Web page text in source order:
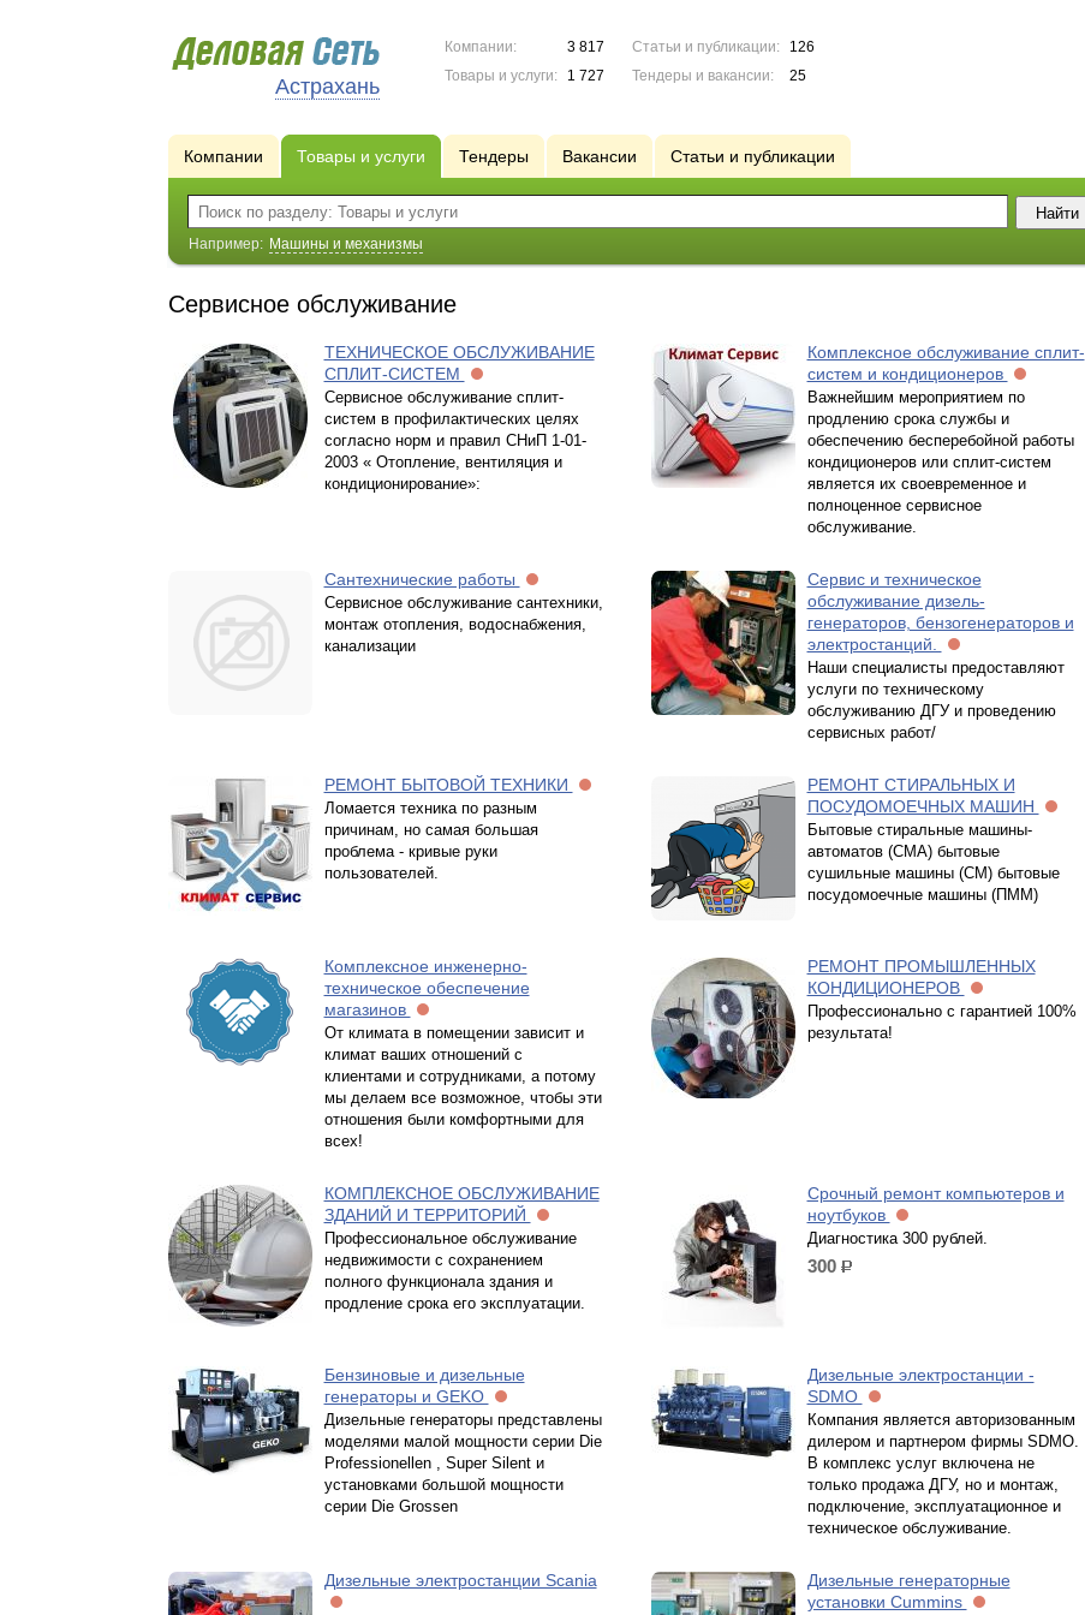
Астрахань
Компании:
3 817
Товары и услуги:
1 727
Статьи и публикации:
126
Тендеры и вакансии:
25
Компании Товары и услуги Тендеры Вакансии Статьи и публикации
Например: Машины и механизмы
Сервисное обслуживание
ТЕХНИЧЕСКОЕ ОБСЛУЖИВАНИЕ
СПЛИТ-СИСТЕМ
Сервисное обслуживание сплит-
систем в профилактических целях
согласно норм и правил СНиП 1-01-
2003 « Отопление, вентиляция и
кондиционирование»:
Комплексное обслуживание сплит-
систем и кондиционеров
Важнейшим мероприятием по
продлению срока службы и
обеспечению бесперебойной работы
кондиционеров или сплит-систем
является их своевременное и
полноценное сервисное
обслуживание.
Сантехнические работы
Сервисное обслуживание сантехники,
монтаж отопления, водоснабжения,
канализации
Сервис и техническое
обслуживание дизель-
генераторов, бензогенераторов и
электростанций.
Наши специалисты предоставляют
услуги по техническому
обслуживанию ДГУ и проведению
сервисных работ/
РЕМОНТ БЫТОВОЙ ТЕХНИКИ
Ломается техника по разным
причинам, но самая большая
проблема - кривые руки
пользователей.
РЕМОНТ СТИРАЛЬНЫХ И
ПОСУДОМОЕЧНЫХ МАШИН
Бытовые стиральные машины-
автоматов (СМА) бытовые
сушильные машины (СМ) бытовые
посудомоечные машины (ПММ)
Комплексное инженерно-
техническое обеспечение
магазинов
От климата в помещении зависит и
климат ваших отношений с
клиентами и сотрудниками, а потому
мы делаем все возможное, чтобы эти
отношения были комфортными для
всех!
РЕМОНТ ПРОМЫШЛЕННЫХ
КОНДИЦИОНЕРОВ
Профессионально с гарантией 100%
результата!
КОМПЛЕКСНОЕ ОБСЛУЖИВАНИЕ
ЗДАНИЙ И ТЕРРИТОРИЙ
Профессиональное обслуживание
недвижимости с сохранением
полного функционала здания и
продление срока его эксплуатации.
Срочный ремонт компьютеров и
ноутбуков
Диагностика 300 рублей.
300 р.
Бензиновые и дизельные
генераторы и GEKO
Дизельные генераторы представлены
моделями малой мощности серии Die
Professionellen , Super Silent и
установками большой мощности
серии Die Grossen
Дизельные электростанции -
SDMO
Компания является авторизованным
дилером и партнером фирмы SDMO.
В комплекс услуг включена не
только продажа ДГУ, но и монтаж,
подключение, эксплуатационное и
техническое обслуживание.
Дизельные электростанции Scania
Дизельные генераторные
установки Cummins